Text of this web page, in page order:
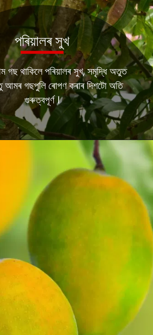
গছ থাকিলে পৰিয়ালৰ সুখ, সমৃদ্ধি অতুত
আমৰ গছপুলি ৰোপণ কৰাৰ দিশটো অতি
গুৰুত্বপূৰ্ণ ।
পৰিয়ালৰ সুখ